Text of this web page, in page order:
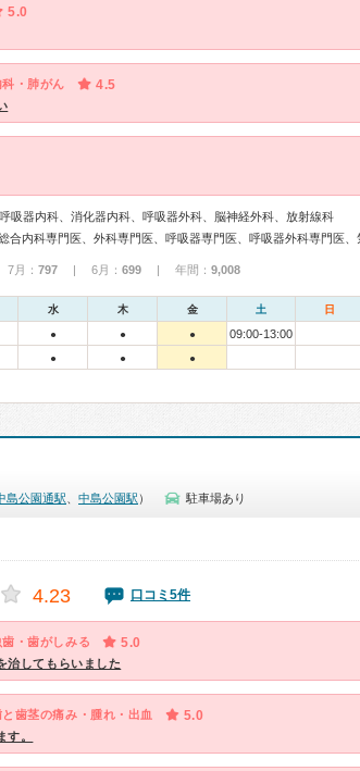
5.0
・肺がん 4.5
吸器内科、消化器内科、呼吸器外科、脳神経外科、放射線科
月： 797 | 6月： 699 | 年間： 9,008
水 木 金 土 日
● ● ●
09:00-13:00
● ● ●
島公園通駅 中島公園駅 ） 駐車場あり
4.23 口コミ5件
・歯がしみる 5.0
治してもらいました
歯茎の痛み・腫れ・出血 5.0
す。